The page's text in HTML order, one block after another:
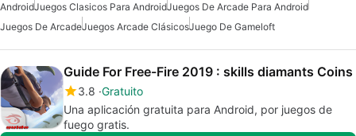
AndroidJuegos Clasicos Para AndroidJuegos De Arcade Para Android
Juegos De ArcadeJuegos Arcade ClásicosJuego De Gameloft
Guide For Free-Fire 2019 : skills diamants Coins
3.8 Gratuito
Una aplicación gratuita para Android, por juegos de
fuego gratis.